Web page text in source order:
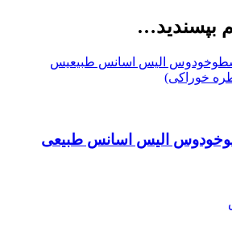
بپسندید…
الیس اسانس طبیعی